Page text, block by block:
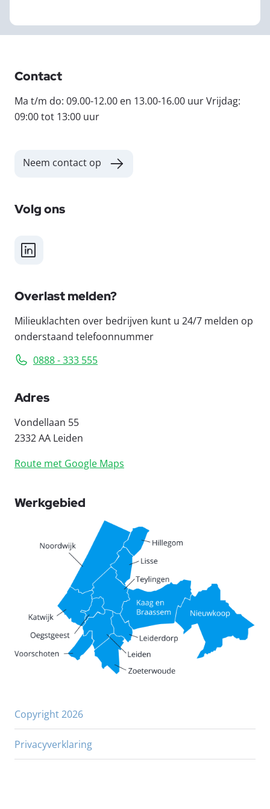
Contact
Ma t/m do: 09.00-12.00 en 13.00-16.00 uur Vrijdag:
09:00 tot 13:00 uur
Neem contact op
Volg ons
LinkedIn
Overlast melden?
Milieuklachten over bedrijven kunt u 24/7 melden op
onderstaand telefoonnummer
0888 - 333 555
Adres
Vondellaan 55
2332 AA Leiden
Route met Google Maps
Werkgebied
Copyright 2026
Privacyverklaring